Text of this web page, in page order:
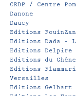
CRDP / Centre
Danone
Daucy
Editions
Editions Dada –
Editions Delpire
Editions du Chêne
Editions
Versailles
Editions Gelbart